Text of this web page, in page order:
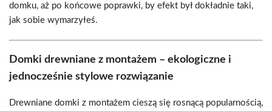
domku, aż po końcowe poprawki, by efekt był dokładnie taki,
jak sobie wymarzyłeś.
Domki drewniane z montażem – ekologiczne i
jednocześnie stylowe rozwiązanie
Drewniane domki z montażem cieszą się rosnącą popularnością,